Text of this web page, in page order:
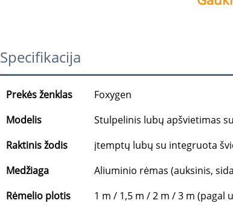
Specifikacija
Prekės ženklas
Foxygen
Modelis
Stulpelinis lubų apšvietimas
Raktinis žodis
įtemptų lubų su integruota
Medžiaga
Aliuminio rėmas (auksinis,
Rėmelio plotis
1 m / 1,5 m / 2 m / 3 m (pagal